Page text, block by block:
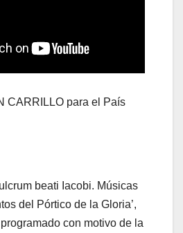
CARRILLO para el País
beati Iacobi. Músicas
del Pórtico de la Gloria’,
con motivo de la